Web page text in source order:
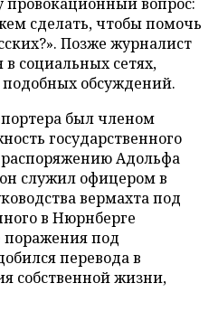
сделать, чтобы помочь
Позже журналист
социальных сетях,
подобных обсуждений.
был членом
государственного
Адольфа
служил офицером в
вермахта под
в Нюрнберге
поражения под
перевода в
собственной жизни,